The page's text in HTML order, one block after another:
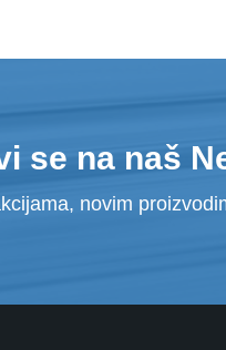
se na naš
novim